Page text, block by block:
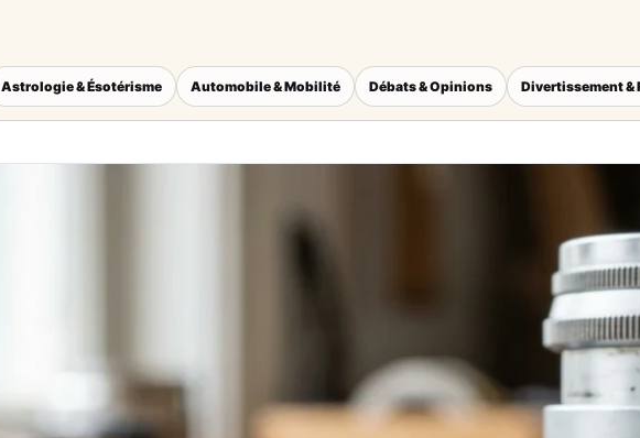
Astrologie & Ésotérisme Automobile & Mobilité Débats & Opinions Divertissement &